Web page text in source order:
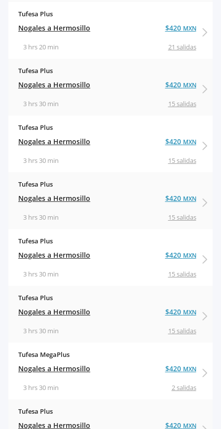
Tufesa Plus
Nogales a Hermosillo
21 salidas
3 hrs 20 min
$420 MXN
Tufesa Plus
Nogales a Hermosillo
15 salidas
3 hrs 30 min
$420 MXN
Tufesa Plus
Nogales a Hermosillo
15 salidas
3 hrs 30 min
$420 MXN
Tufesa Plus
Nogales a Hermosillo
15 salidas
3 hrs 30 min
$420 MXN
Tufesa Plus
Nogales a Hermosillo
15 salidas
3 hrs 30 min
$420 MXN
Tufesa Plus
Nogales a Hermosillo
15 salidas
3 hrs 30 min
$420 MXN
Tufesa MegaPlus
Nogales a Hermosillo
2 salidas
3 hrs 30 min
$420 MXN
Tufesa Plus
Nogales a Hermosillo $420 MXN